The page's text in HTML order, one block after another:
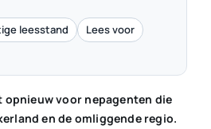
leesstand
Lees voor
opnieuw voor nepagenten die
en de omliggende regio.